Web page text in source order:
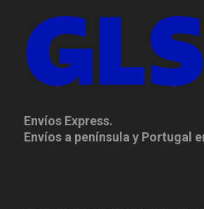
Envíos Express.
Envíos a península y Portugal